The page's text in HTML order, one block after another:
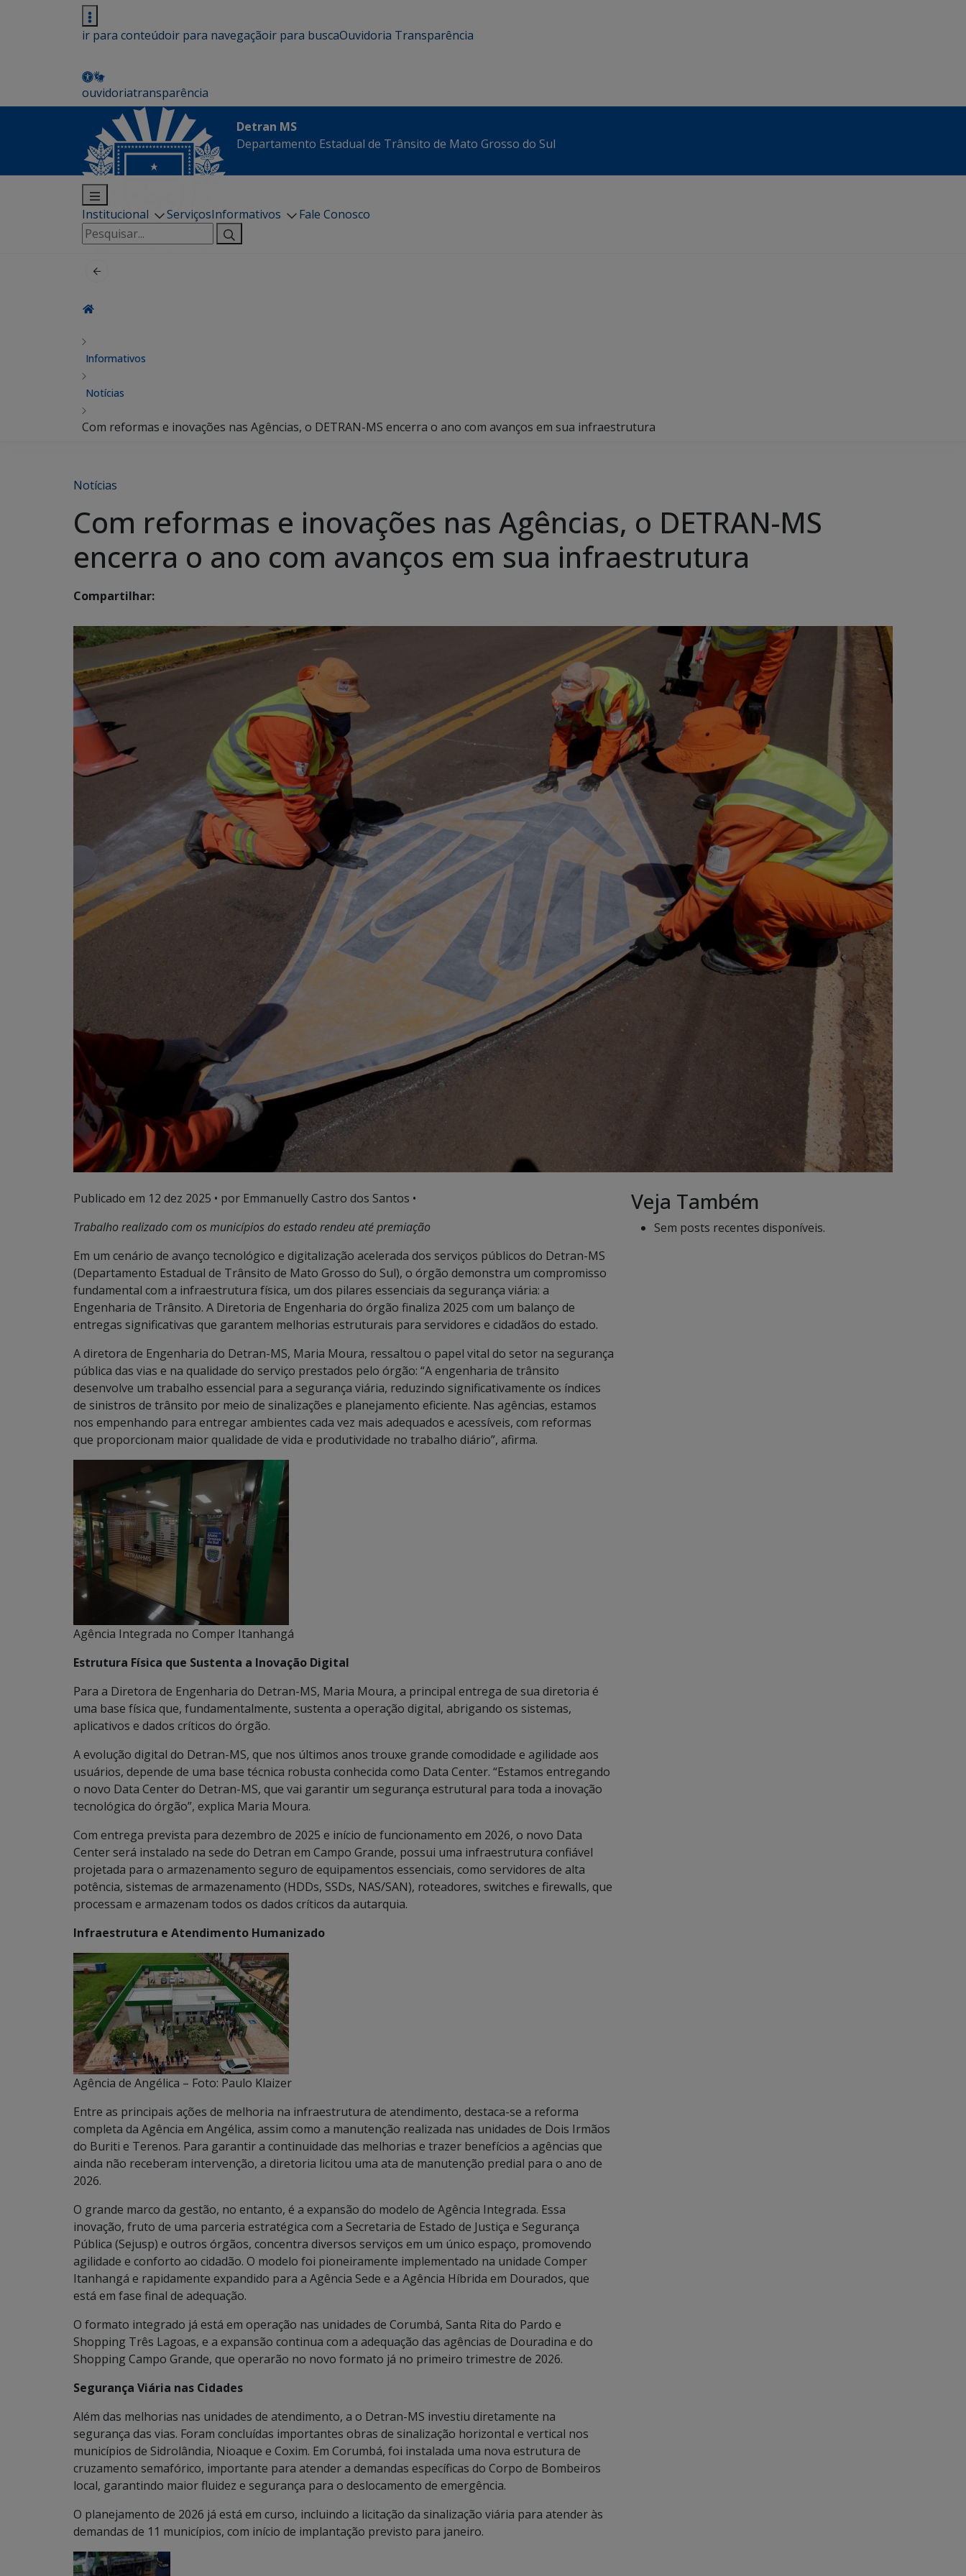
ir para conteúdoir para navegaçãoir para buscaOuvidoria Transparência
ouvidoriatransparência
Detran MS
Departamento Estadual de Trânsito de Mato Grosso do Sul
Institucional ServiçosInformativos
Fale Conosco
Pesquisar
por:
Informativos
Notícias
Com reformas e inovações nas Agências, o DETRAN-MS encerra o ano com avanços em sua infraestrutura
Notícias
Com reformas e inovações nas Agências, o DETRAN-MS
encerra o ano com avanços em sua infraestrutura
Compartilhar:
Publicado em 12 dez 2025 • por Emmanuelly Castro dos Santos •
Trabalho realizado com os municípios do estado rendeu até premiação
Em um cenário de avanço tecnológico e digitalização acelerada dos serviços públicos do Detran-MS
(Departamento Estadual de Trânsito de Mato Grosso do Sul), o órgão demonstra um compromisso
fundamental com a infraestrutura física, um dos pilares essenciais da segurança viária: a
Engenharia de Trânsito. A Diretoria de Engenharia do órgão finaliza 2025 com um balanço de
entregas significativas que garantem melhorias estruturais para servidores e cidadãos do estado.
A diretora de Engenharia do Detran-MS, Maria Moura, ressaltou o papel vital do setor na segurança
pública das vias e na qualidade do serviço prestados pelo órgão: “A engenharia de trânsito
desenvolve um trabalho essencial para a segurança viária, reduzindo significativamente os índices
de sinistros de trânsito por meio de sinalizações e planejamento eficiente. Nas agências, estamos
nos empenhando para entregar ambientes cada vez mais adequados e acessíveis, com reformas
que proporcionam maior qualidade de vida e produtividade no trabalho diário”, afirma.
Agência Integrada no Comper Itanhangá
Estrutura Física que Sustenta a Inovação Digital
Para a Diretora de Engenharia do Detran-MS, Maria Moura, a principal entrega de sua diretoria é
uma base física que, fundamentalmente, sustenta a operação digital, abrigando os sistemas,
aplicativos e dados críticos do órgão.
A evolução digital do Detran-MS, que nos últimos anos trouxe grande comodidade e agilidade aos
usuários, depende de uma base técnica robusta conhecida como Data Center. “Estamos entregando
o novo Data Center do Detran-MS, que vai garantir um segurança estrutural para toda a inovação
tecnológica do órgão”, explica Maria Moura.
Com entrega prevista para dezembro de 2025 e início de funcionamento em 2026, o novo Data
Center será instalado na sede do Detran em Campo Grande, possui uma infraestrutura confiável
projetada para o armazenamento seguro de equipamentos essenciais, como servidores de alta
potência, sistemas de armazenamento (HDDs, SSDs, NAS/SAN), roteadores, switches e firewalls, que
processam e armazenam todos os dados críticos da autarquia.
Infraestrutura e Atendimento Humanizado
Agência de Angélica – Foto: Paulo Klaizer
Entre as principais ações de melhoria na infraestrutura de atendimento, destaca-se a reforma
completa da Agência em Angélica, assim como a manutenção realizada nas unidades de Dois Irmãos
do Buriti e Terenos. Para garantir a continuidade das melhorias e trazer benefícios a agências que
ainda não receberam intervenção, a diretoria licitou uma ata de manutenção predial para o ano de
2026.
O grande marco da gestão, no entanto, é a expansão do modelo de Agência Integrada. Essa
inovação, fruto de uma parceria estratégica com a Secretaria de Estado de Justiça e Segurança
Pública (Sejusp) e outros órgãos, concentra diversos serviços em um único espaço, promovendo
agilidade e conforto ao cidadão. O modelo foi pioneiramente implementado na unidade Comper
Itanhangá e rapidamente expandido para a Agência Sede e a Agência Híbrida em Dourados, que
está em fase final de adequação.
O formato integrado já está em operação nas unidades de Corumbá, Santa Rita do Pardo e
Shopping Três Lagoas, e a expansão continua com a adequação das agências de Douradina e do
Shopping Campo Grande, que operarão no novo formato já no primeiro trimestre de 2026.
Segurança Viária nas Cidades
Além das melhorias nas unidades de atendimento, a o Detran-MS investiu diretamente na
segurança das vias. Foram concluídas importantes obras de sinalização horizontal e vertical nos
municípios de Sidrolândia, Nioaque e Coxim. Em Corumbá, foi instalada uma nova estrutura de
cruzamento semafórico, importante para atender a demandas específicas do Corpo de Bombeiros
local, garantindo maior fluidez e segurança para o deslocamento de emergência.
O planejamento de 2026 já está em curso, incluindo a licitação da sinalização viária para atender às
demandas de 11 municípios, com início de implantação previsto para janeiro.
Veja Também
Sem posts recentes disponíveis.